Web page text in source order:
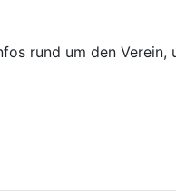
rund um den Verein,